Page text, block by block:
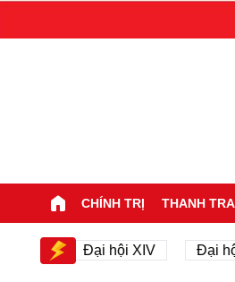
CHÍNH TRỊ THANH TRA
Đại hội XIV Đại hội